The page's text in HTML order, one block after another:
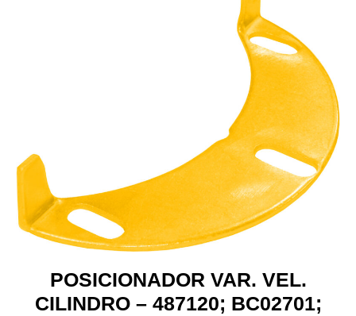
POSICIONADOR VAR. VEL.
CILINDRO – 487120; BC02701;